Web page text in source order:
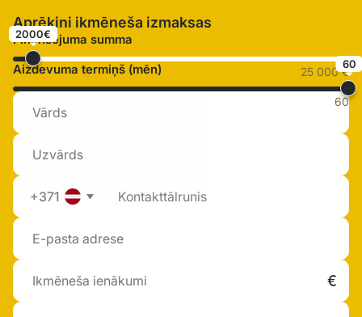
Aprēķini ikmēneša izmaksas
Finansējuma summa
2000€
25 000 €
Aizdevuma termiņš (mēn) 60
60
+371